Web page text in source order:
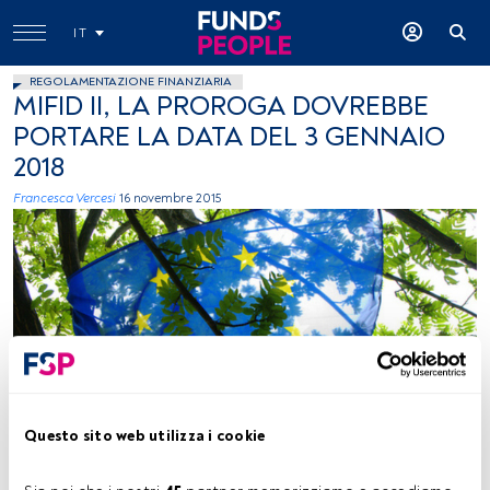
Questo sito web utilizza i cookie
IT
REGOLAMENTAZIONE FINANZIARIA
MIFID II, LA PROROGA DOVREBBE
PORTARE LA DATA DEL 3 GENNAIO
2018
Francesca Vercesi 16 novembre 2015
Tempo di lettura: